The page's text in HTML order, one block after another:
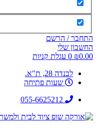
התחבר / הרשם
החשבון שלי
₪0.00
0 עגלת קניות
לבנדה 28, ת"א.
שעות פתיחה
055-6625212